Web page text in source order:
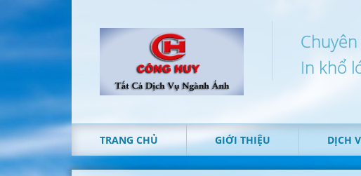
In khổ
TRANG CHỦ GIỚI THIỆU DỊCH